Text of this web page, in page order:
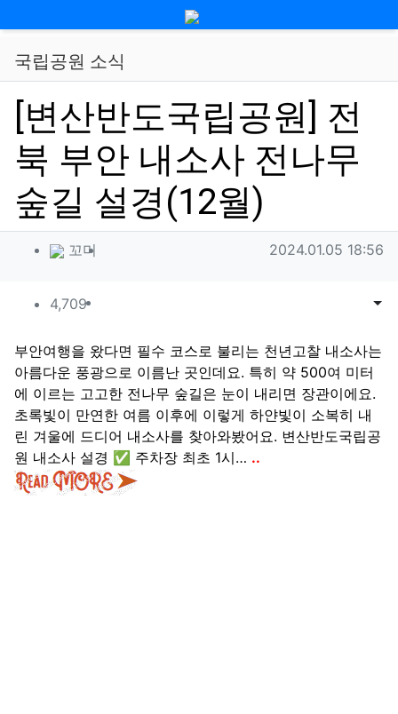
국립공원 소식
[변산반도국립공원] 전
북 부안 내소사 전나무
숲길 설경(12월)
작성자 정보
꼬미 작성일
2024.01.05 18:56
컨텐츠 정보
4,709조회 목록게
본문
부안여행을 왔다면 필수 코스로 불리는 천년고찰 내소사는
아름다운 풍광으로 이름난 곳인데요. 특히 약 500여 미터
에 이르는 고고한 전나무 숲길은 눈이 내리면 장관이에요.
초록빛이 만연한 여름 이후에 이렇게 하얀빛이 소복히 내
린 겨울에 드디어 내소사를 찾아와봤어요. 변산반도국립공
원 내소사 설경 ✅ 주차장 최초 1시… ..